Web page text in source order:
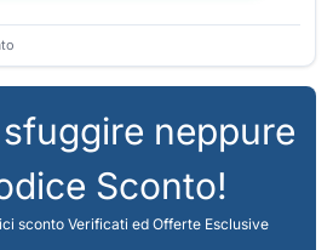
neppure
Sconto!
sconto Verificati ed Offerte Esclusive